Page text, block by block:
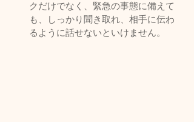
クだけでなく、緊急の事態に備えて
も、しっかり聞き取れ、相手に伝わ
るように話せないといけません。